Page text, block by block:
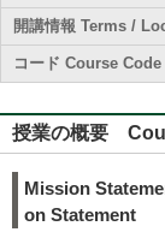
開講情報 Terms /
コード Course Code
授業の概要
Mission
on Statement